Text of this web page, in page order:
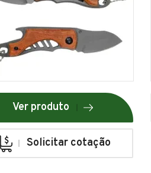
Ver produto
Solicitar cotação